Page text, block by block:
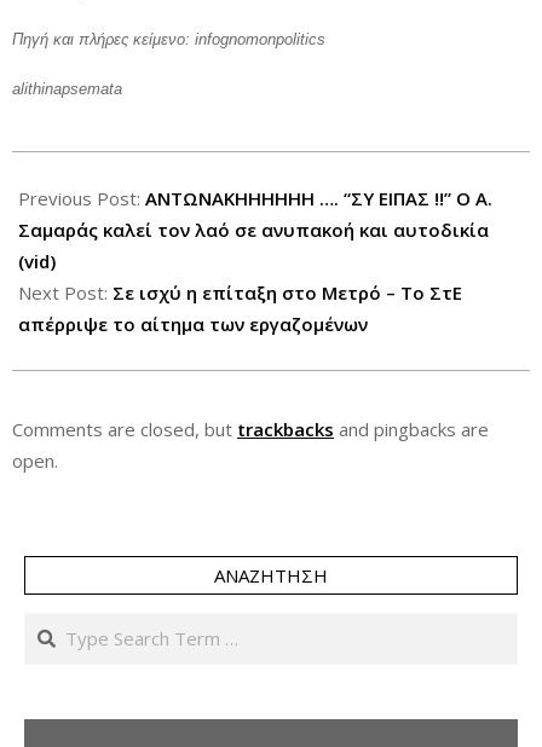
Πηγή και πλήρες κείμενο: infognomonpolitics
alithinapsemata
01-
26
Previous Post: ΑΝΤΩΝΑΚΗΗΗΗΗΗ …. “ΣΥ ΕΙΠΑΣ !!” Ο Α.
Σαμαράς καλεί τον λαό σε ανυπακοή και αυτοδικία
(vid)
Next Post: Σε ισχύ η επίταξη στο Μετρό – Το ΣτΕ
απέρριψε το αίτημα των εργαζομένων
Comments are closed, but trackbacks and pingbacks are
open.
ΑΝΑΖΉΤΗΣΗ
Search